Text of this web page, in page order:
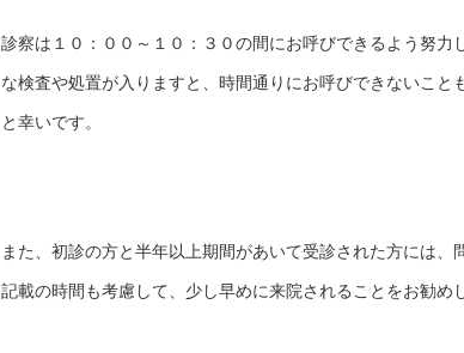
診察は１０：００～１０：３０の間にお呼びできるよう努力
な検査や処置が入りますと、時間通りにお呼びできないこと
と幸いです。
また、初診の方と半年以上期間があいて受診された方には
記載の時間も考慮して、少し早めに来院されることをお勧め